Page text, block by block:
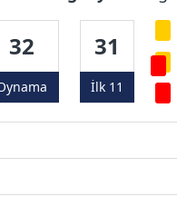
32 31
İlk 11